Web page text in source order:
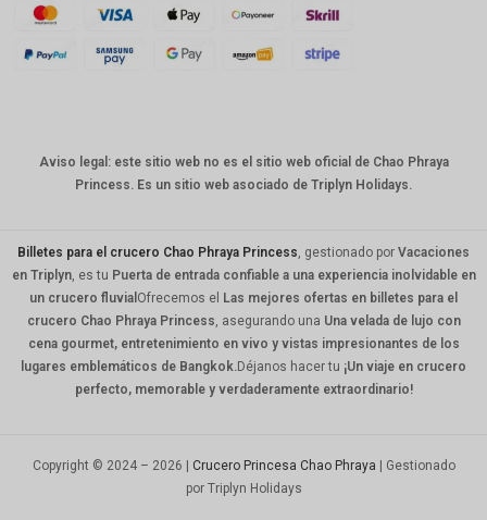
AUD
KRW
MYR
HKD
SGD
USD
Aviso legal: este sitio web no es el sitio web oficial de Chao Phraya
Princess. Es un sitio web asociado de Triplyn Holidays.
Billetes para el crucero Chao Phraya Princess , gestionado por Vacaciones
en Triplyn, es tu Puerta de entrada confiable a una experiencia inolvidable en
un crucero fluvial Ofrecemos el Las mejores ofertas en billetes para el
crucero Chao Phraya Princess , asegurando una Una velada de lujo con
cena gourmet, entretenimiento en vivo y vistas impresionantes de los
lugares emblemáticos de Bangkok.Déjanos hacer tu ¡Un viaje en crucero
perfecto, memorable y verdaderamente extraordinario!
Copyright © 2024 – 2026 | Crucero Princesa Chao Phraya | Gestionado
por Triplyn Holidays